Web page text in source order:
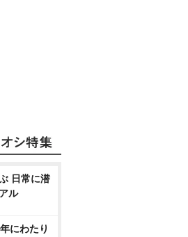
日常に潜
ル
にわたり